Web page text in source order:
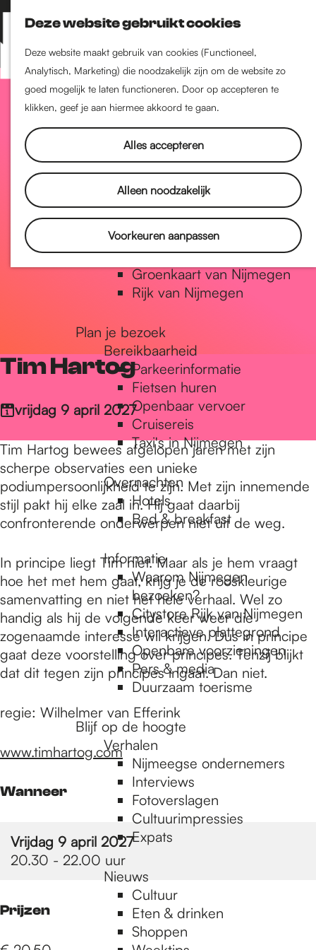
Deze website gebruikt cookies
Deze website maakt gebruik van cookies (Functioneel,
Analytisch, Marketing) die noodzakelijk zijn om de website zo
goed mogelijk te laten functioneren. Door op accepteren te
klikken, geef je aan hiermee akkoord te gaan.
Alles accepteren
Alleen noodzakelijk
Voorkeuren aanpassen
Z
o
e
k
e
K
a
a
r
t
M
e
n
Nijmegen-Nieuw-West
Nijmegen-Oud-West
Dukenburg
Lindenholt
Historie
De oudste stad van
Nederland
Historische tijdlijn
Romeinse Limes
Vrede van Nijmegen Penning
Natuur in Nijmegen
Groenkaart van Nijmegen
Rijk van Nijmegen
Plan je bezoek
Bereikbaarheid
Parkeerinformatie
Fietsen huren
Openbaar vervoer
Cruisereis
Taxi's in Nijmegen
Overnachten
Hotels
Bed & breakfast
Informatie
Waarom Nijmegen
bezoeken?
Citystore Rijk van Nijmegen
Interactieve plattegrond
Openbare voorzieningen
Pers & media
Duurzaam toerisme
Blijf op de hoogte
Verhalen
Nijmeegse ondernemers
Interviews
Fotoverslagen
Cultuurimpressies
Expats
Nieuws
Cultuur
Eten & drinken
Shoppen
Tim Hartog
vrijdag 9 april 2027
Tim Hartog bewees afgelopen jaren met zijn
scherpe observaties een unieke
podiumpersoonlijkheid te zijn. Met zijn innemende
stijl pakt hij elke zaal in. Hij gaat daarbij
confronterende onderwerpen niet uit de weg.
In principe liegt Tim niet. Maar als je hem vraagt
hoe het met hem gaat, krijg je de rooskleurige
samenvatting en niet het hele verhaal. Wel zo
handig als hij de volgende keer weer die
zogenaamde interesse wil krijgen. Dus in principe
gaat deze voorstelling over principes. Tenzij blijkt
dat dit tegen zijn principes ingaat. Dan niet.
regie: Wilhelmer van Efferink
www.timhartog.com
Wanneer
Vrijdag 9 april 2027
20.30 - 22.00 uur
Prijzen